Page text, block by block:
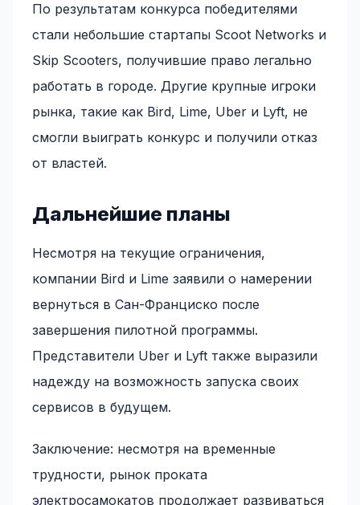
По результатам конкурса победителями
стали небольшие стартапы Scoot Networks и
Skip Scooters, получившие право легально
работать в городе. Другие крупные игроки
рынка, такие как Bird, Lime, Uber и Lyft, не
смогли выиграть конкурс и получили отказ
от властей.
Дальнейшие планы
Несмотря на текущие ограничения,
компании Bird и Lime заявили о намерении
вернуться в Сан-Франциско после
завершения пилотной программы.
Представители Uber и Lyft также выразили
надежду на возможность запуска своих
сервисов в будущем.
Заключение: несмотря на временные
трудности, рынок проката
электросамокатов продолжает развиваться